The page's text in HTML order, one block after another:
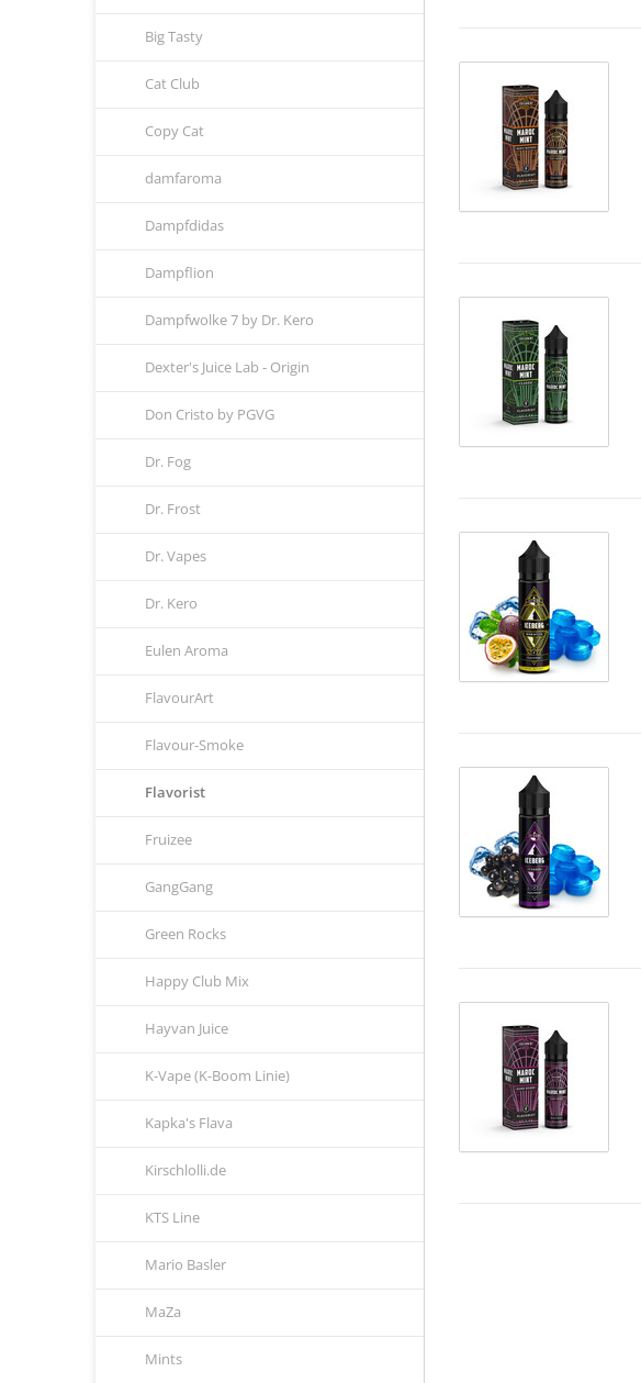
Big Tasty
Cat Club
Copy Cat
damfaroma
Dampfdidas
Dampflion
Dampfwolke 7 by Dr. Kero
Dexter's Juice Lab - Origin
Don Cristo by PGVG
Dr. Fog
Dr. Frost
Dr. Vapes
Dr. Kero
Eulen Aroma
FlavourArt
Flavour-Smoke
Flavorist
Fruizee
GangGang
Green Rocks
Happy Club Mix
Hayvan Juice
K-Vape (K-Boom Linie)
Kapka's Flava
Kirschlolli.de
KTS Line
Mario Basler
MaZa
Mints